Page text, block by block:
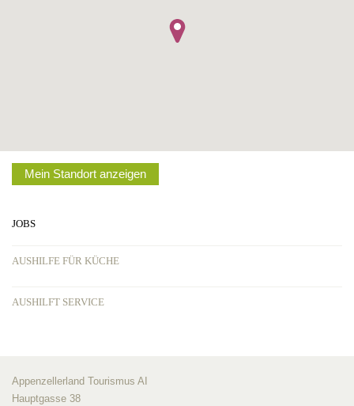
Mein Standort anzeigen
JOBS
AUSHILFE FÜR KÜCHE
AUSHILFT SERVICE
Appenzellerland Tourismus AI
Hauptgasse 38